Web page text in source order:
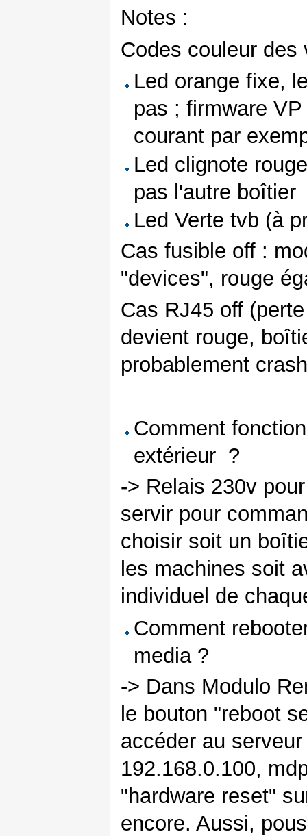
Notes :
Codes couleur des
Led orange fixe,
pas ; firmware
courant par
Led clignote
pas l'autre boîtier
Led Verte tvb (à
Cas fusible off :
"devices", rouge
Cas RJ45 off
devient rouge,
probablement
Comment
extérieur ?
-> Relais 230v
servir pour
choisir soit un
les machines soit
individuel de
Comment
media ?
-> Dans Modulo
le bouton "reboot
accéder au
192.168.0.100,
"hardware reset"
encore. Aussi,